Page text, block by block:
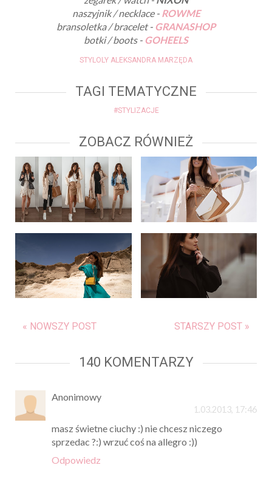
naszyjnik / necklace - ROWME
bransoletka / bracelet - GRANASHOP
botki / boots - GOHEELS
STYLOLY ALEKSANDRA MARZĘDA
TAGI TEMATYCZNE
#STYLIZACJE
ZOBACZ RÓWNIEŻ
« NOWSZY POST STARSZY POST »
140 KOMENTARZY
Anonimowy
1.03.2013, 17:46
masz świetne ciuchy :) nie chcesz niczego
sprzedac ?:) wrzuć coś na allegro :))
Odpowiedz